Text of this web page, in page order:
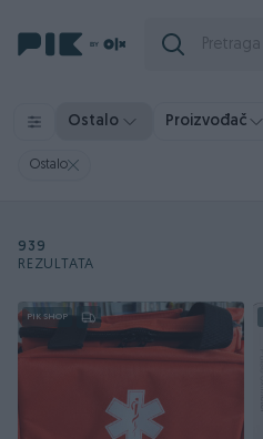
Ostalo Proizvođač
Ostalo
939
REZULTATA
PIK SHOP